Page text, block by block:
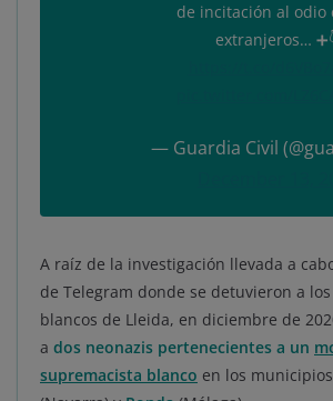
de incitación al odio
extranjeros…
— Guardia Civil
A raíz de la investigación llevada a
de Telegram donde se detuvieron a
blancos de Lleida, en diciembre de
a dos neonazis pertenecientes a un
supremacista blanco en los